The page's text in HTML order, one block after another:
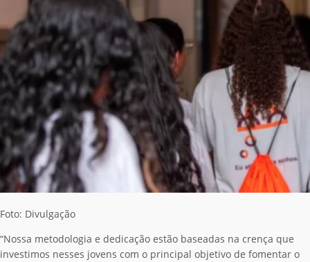
Foto: Divulgação
“Nossa metodologia e dedicação estão baseadas na crença que
investimos nesses jovens com o principal objetivo de fomentar o